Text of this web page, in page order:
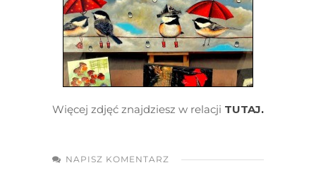
Więcej zdjęć znajdziesz w relacji TUTAJ.
NAPISZ KOMENTARZ